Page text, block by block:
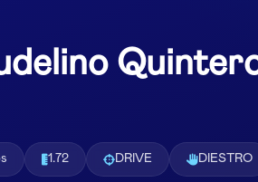
1.72 DRIVE DIESTRO